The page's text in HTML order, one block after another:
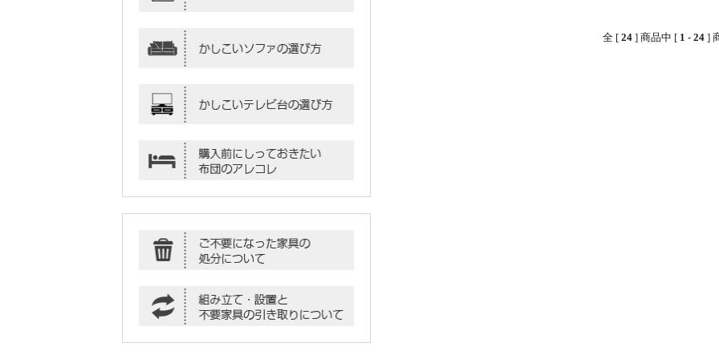
全 [ 24 ] 商品中 [ 1 - 24 ]